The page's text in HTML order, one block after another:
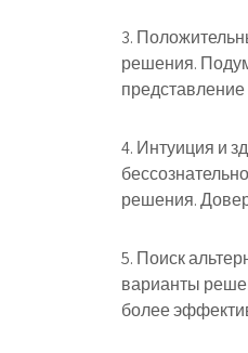
3.
решения.
представление
4. Интуиция и
решения.
5. Поиск
варианты
более